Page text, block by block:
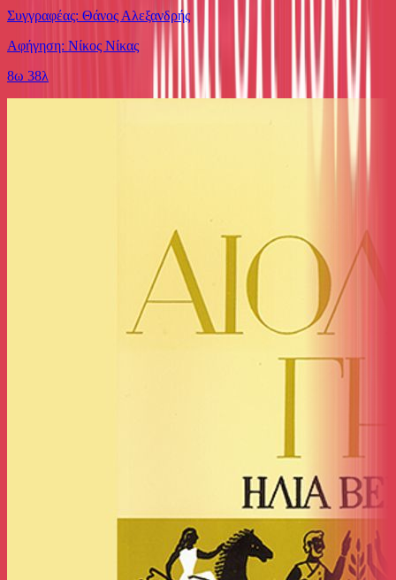
Συγγραφέας: Θάνος Αλεξανδρής
Αφήγηση: Νίκος Νίκας
8ω 38λ